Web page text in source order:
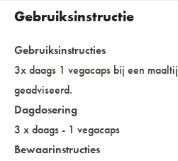
Gebruiksinstructie
Gebruiksinstructies
3x daags 1 vegacaps bij een
geadviseerd.
Dagdosering
3 x daags - 1 vegacaps
Bewaarinstructies